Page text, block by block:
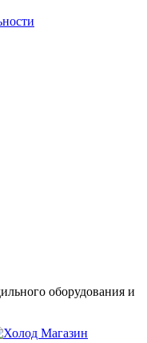
оборудования и